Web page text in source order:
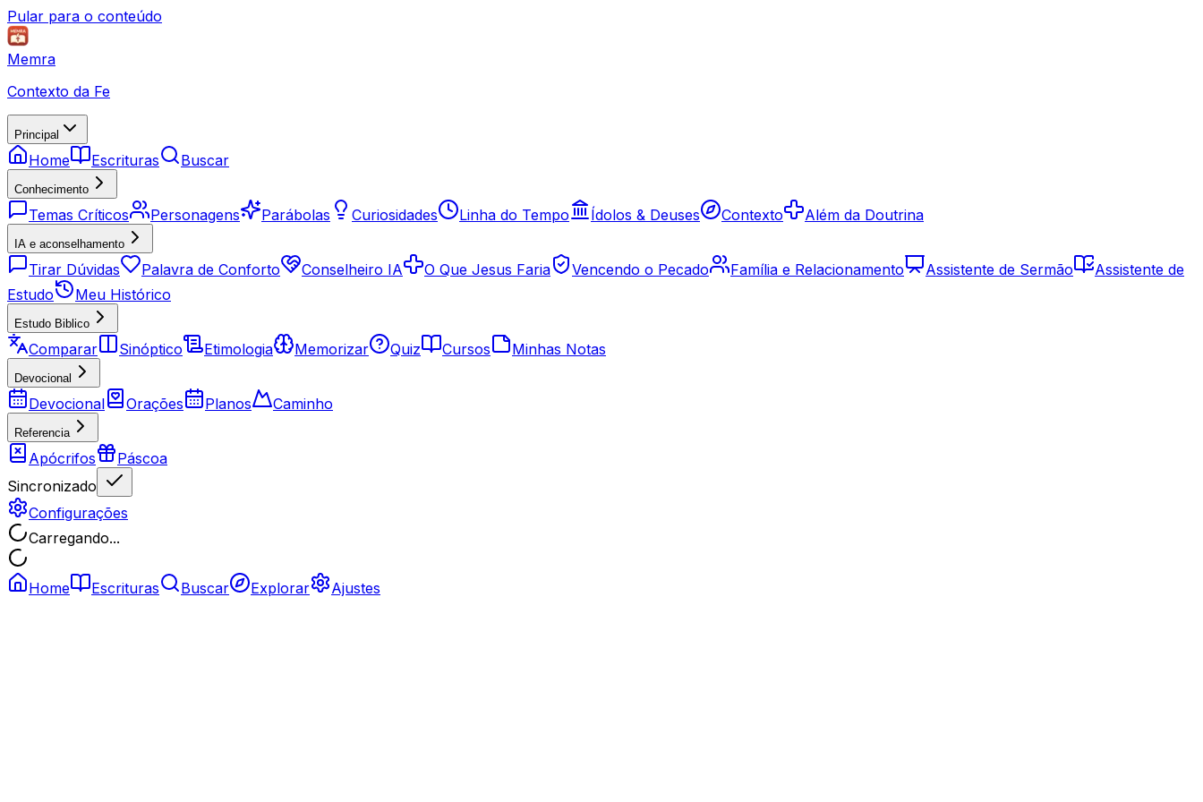
Pular para o conteúdo
Memra
Contexto da Fe
Principal
Home Escrituras Buscar
Conhecimento
Temas Críticos Personagens Parábolas Curiosidades Linha do Tempo Ídolos & Deuses Contexto Além da Doutrina
IA e aconselhamento
Tirar Dúvidas Palavra de Conforto Conselheiro IA O Que Jesus Faria Vencendo o Pecado Família e Relacionamento Assistente de Sermão
Assistente de
Estudo
Meu Histórico
Estudo Biblico
Comparar Sinóptico Etimologia Memorizar Quiz Cursos Minhas Notas
Devocional
Devocional Orações Planos Caminho
Referencia
Apócrifos
Páscoa
Sincronizado
Configurações
Carregando...
Home Escrituras Buscar Explorar Ajustes